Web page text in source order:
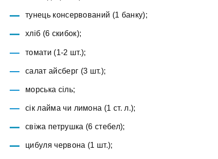
тунець консервований (1 банку);
хліб (6 скибок);
томати (1-2 шт.);
салат айсберг (3 шт.);
морська сіль;
сік лайма чи лимона (1 ст. л.);
свіжа петрушка (6 стебел);
цибуля червона (1 шт.);